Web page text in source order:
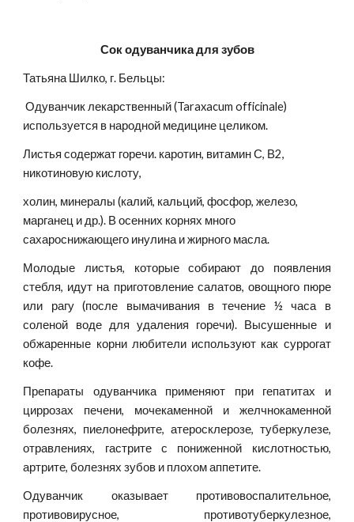
Сок одуванчика для зубов
Татьяна Шилко, г. Бельцы:
Одуванчик лекарственный (Taraxacum officinale)
используется в народной медицине целиком.
Листья содержат горечи. каротин, витамин С, В2,
никотиновую кислоту,
холин, минералы (калий, кальций, фосфор, железо,
марганец и др.). В осенних корнях много
сахароснижающего инулина и жирного масла.
Молодые листья, которые собирают до появления
стебля, идут на приготовление салатов, овощного пюре
или рагу (после вымачивания в течение ½ часа в
соленой воде для удаления горечи). Высушенные и
обжаренные корни любители используют как суррогат
кофе.
Препараты одуванчика применяют при гепатитах и
циррозах печени, мочекаменной и желчнокаменной
болезнях, пиелонефрите, атеросклерозе, туберкулезе,
отравлениях, гастрите с пониженной кислотностью,
артрите, болезнях зубов и плохом аппетите.
Одуванчик оказывает противовоспалительное,
противовирусное, противотуберкулезное,